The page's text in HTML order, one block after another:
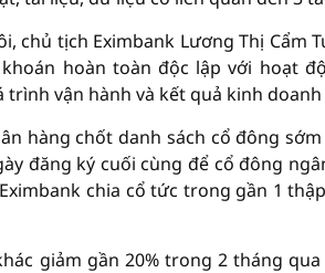
chủ tịch Eximbank Lương Thị Cẩm
hoàn toàn độc lập với hoạt
trình vận hành và kết quả kinh doanh
hàng chốt danh sách cổ đông
đăng ký cuối cùng để cổ đông
chia cổ tức trong gần 1
giảm gần 20% trong 2 tháng